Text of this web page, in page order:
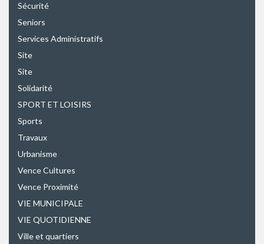
Sécurité
Seniors
Services Administratifs
Site
Site
Solidarité
SPORT ET LOISIRS
Sports
Travaux
Urbanisme
Vence Cultures
Vence Proximité
VIE MUNICIPALE
VIE QUOTIDIENNE
Ville et quartiers